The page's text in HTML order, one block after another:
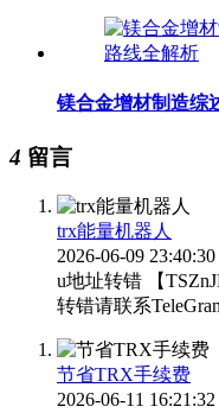
镁合金增材制造综
4 留言
trx能量机器人
2026-06-09 23:40:30
u地址转错 【
转错请联系
节省TRX手续费
2026-06-11 16:21:32